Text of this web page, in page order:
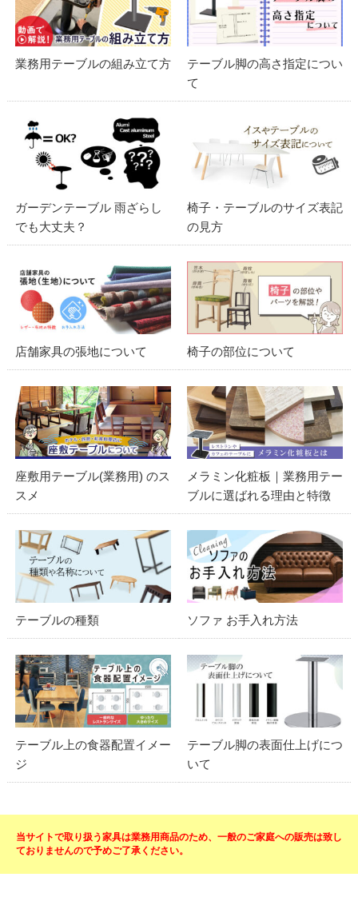
業務用テーブルの組み立て方
テーブル脚の高さ指定につい
て
ガーデンテーブル 雨ざらし
でも大丈夫？
椅子・テーブルのサイズ表記
の見方
店舗家具の張地について 椅子の部位について
座敷用テーブル(業務用) のス
スメ
メラミン化粧板｜業務用テー
ブルに選ばれる理由と特徴
テーブルの種類 ソファ お手入れ方法
テーブル上の食器配置イメー
ジ
テーブル脚の表面仕上げにつ
いて
当サイトで取り扱う家具は業務用商品のため、一般のご家庭への販売は致し
ておりませんので予めご了承ください。